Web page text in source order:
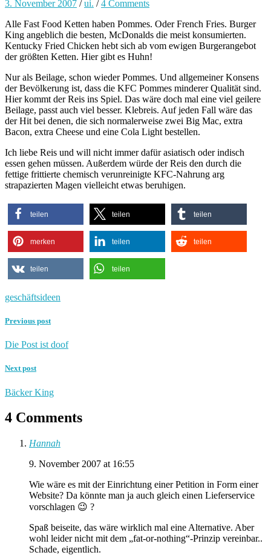
3. November 2007 /ui. /4 Comments
Alle Fast Food Ketten haben Pommes. Oder French Fries. Burger
King angeblich die besten, McDonalds die meist konsumierten.
Kentucky Fried Chicken hebt sich ab vom ewigen Burgerangebot
der größten Ketten. Hier gibt es Huhn!
Nur als Beilage, schon wieder Pommes. Und allgemeiner Konsens
der Bevölkerung ist, dass die KFC Pommes minderer Qualität sind.
Hier kommt der Reis ins Spiel. Das wäre doch mal eine viel geilere
Beilage, passt auch viel besser. Klebreis. Auf jeden Fall wäre das
der Hit bei denen, die sich normalerweise zwei Big Mac, extra
Bacon, extra Cheese und eine Cola Light bestellen.
Ich liebe Reis und will nicht immer dafür asiatisch oder indisch
essen gehen müssen. Außerdem würde der Reis den durch die
fettige frittierte chemisch verunreinigte KFC-Nahrung arg
strapazierten Magen vielleicht etwas beruhigen.
teilen teilen teilen
merken teilen teilen
teilen teilen
geschäftsideen
Previous post
Die Post ist doof
Next post
Bäcker King
4 Comments
Hannah
9. November 2007 at 16:55
Wie wäre es mit der Einrichtung einer Petition in Form einer
Website? Da könnte man ja auch gleich einen Lieferservice
vorschlagen 😉 ?
Spaß beiseite, das wäre wirklich mal eine Alternative. Aber
wohl leider nicht mit dem „fat-or-nothing“-Prinzip vereinbar..
Schade, eigentlich.